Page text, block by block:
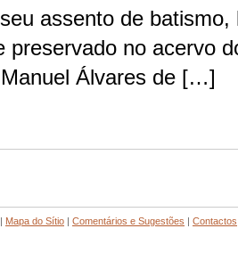
assento de
preservado no acervo
Álvares de […]
Mapa do Sítio | Comentários e Sugestões | Contactos